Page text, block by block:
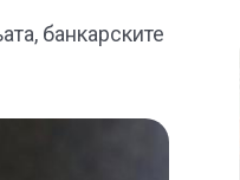
банкарските